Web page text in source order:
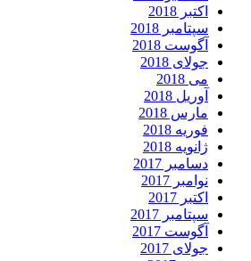
اکتبر 2018
سپتامبر 2018
آگوست 2018
جولای 2018
می 2018
آوریل 2018
مارس 2018
فوریه 2018
ژانویه 2018
دسامبر 2017
نوامبر 2017
اکتبر 2017
سپتامبر 2017
آگوست 2017
جولای 2017